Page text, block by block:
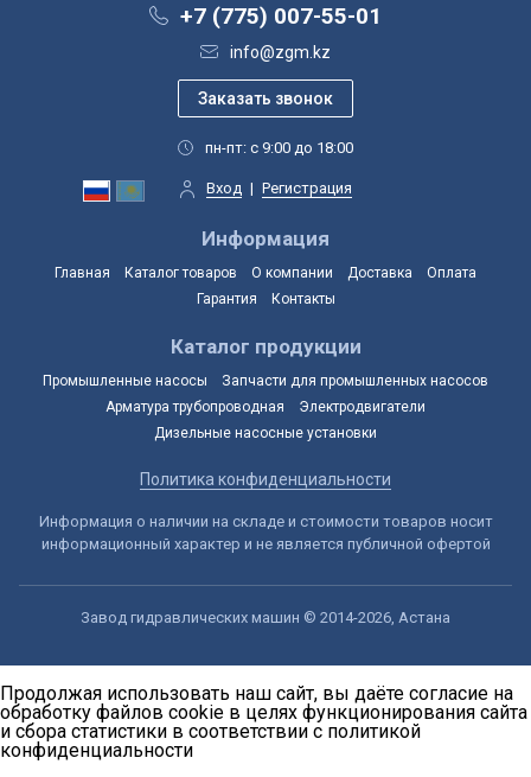
+7 (775) 007-55-01
info@zgm.kz
пн-пт: с 9:00 до 18:00
Вход | Регистрация
Информация
Главная Каталог товаров О компании Доставка
Оплата
Гарантия
Контакты
Каталог продукции
Промышленные насосы
Запчасти для промышленных насосов
Арматура трубопроводная
Электродвигатели
Дизельные насосные установки
Политика конфиденциальности
Информация о наличии на складе и стоимости товаров носит
информационный характер и не является публичной офертой
Завод гидравлических машин © 2014-2026, Астана
Продолжая использовать наш сайт, вы даёте согласие на
обработку файлов cookie в целях функционирования сайта
и сбора статистики в соответствии с политикой
конфиденциальности